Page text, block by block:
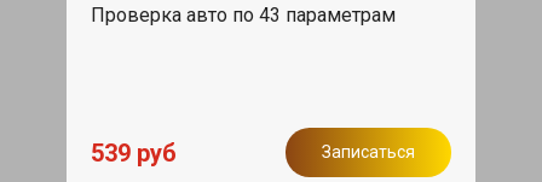
Проверка авто по 43 параметрам
539 руб Записаться